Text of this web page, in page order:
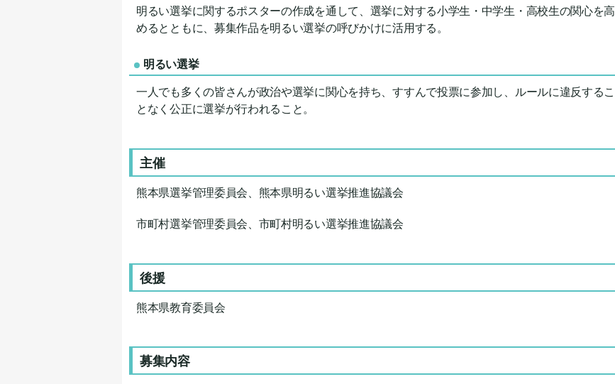
明るい選挙に関するポスターの作成を通して、選挙に対する小学生・中学生・高校生の関心を高
めるとともに、募集作品を明るい選挙の呼びかけに活用する。
明るい選挙
一人でも多くの皆さんが政治や選挙に関心を持ち、すすんで投票に参加し、ルールに違反するこ
となく公正に選挙が行われること。
主催
熊本県選挙管理委員会、熊本県明るい選挙推進協議会
市町村選挙管理委員会、市町村明るい選挙推進協議会
後援
熊本県教育委員会
募集内容